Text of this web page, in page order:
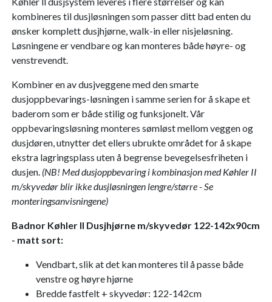
kombineres til dusjløsningen som passer ditt bad enten du
ønsker komplett dusjhjørne, walk-in eller nisjeløsning.
Løsningene er vendbare og kan monteres både høyre- og
venstrevendt.
Kombiner en av dusjveggene med den smarte
dusjoppbevarings-løsningen i samme serien for å skape et
baderom som er både stilig og funksjonelt. Vår
oppbevaringsløsning monteres sømløst mellom veggen og
dusjdøren, utnytter det ellers ubrukte området for å skape
ekstra lagringsplass uten å begrense bevegelsesfriheten i
dusjen. (NB! Med dusjoppbevaring i kombinasjon med Køhler II
m/skyvedør blir ikke dusjløsningen lengre/større - Se
monteringsanvisningene)
Badnor Køhler ll Dusjhjørne m/skyvedør 122-142x90cm
- matt sort:
Vendbart, slik at det kan monteres til å passe både
venstre og høyre hjørne
Bredde fastfelt + skyvedør: 122-142cm